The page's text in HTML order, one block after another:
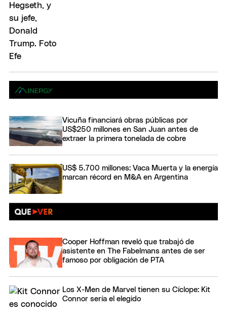
Vicuña financiará obras públicas por
US$250 millones en San Juan antes de
extraer la primera tonelada de cobre
US$ 5.700 millones: Vaca Muerta y la energía
marcan récord en M&A en Argentina
Cooper Hoffman reveló que trabajó de
asistente en The Fabelmans antes de ser
famoso por obligación de PTA
Los X-Men de Marvel tienen su Cíclope: Kit
Connor sería el elegido